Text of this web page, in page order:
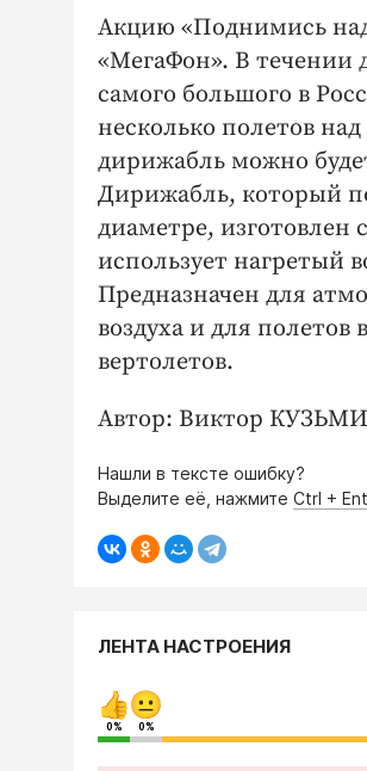
Акцию «Поднимись
«МегаФон». В течении
самого большого в
несколько полетов
дирижабль можно
Дирижабль, который
диаметре,
использует нагретый
Предназначен для
воздуха и для
вертолетов.
Автор: Виктор
Нашли в тексте ошибку?
Выделите её, нажмите Ctrl +
ЛЕНТА НАСТРОЕНИЯ
0% 0%